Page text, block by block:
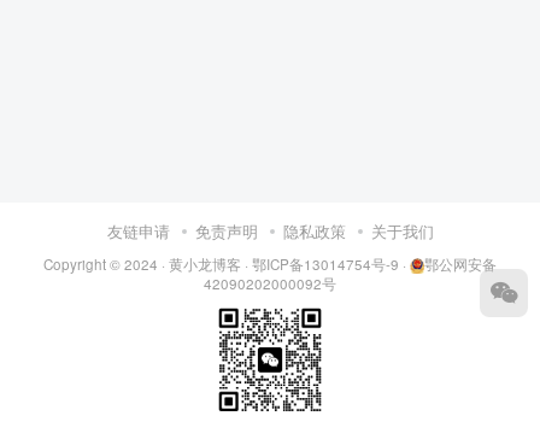
友链申请 免责声明 隐私政策 关于我们
Copyright © 2024 ·黄小龙博客 ·鄂ICP备13014754号-9 ·
鄂公网安备
42090202000092号